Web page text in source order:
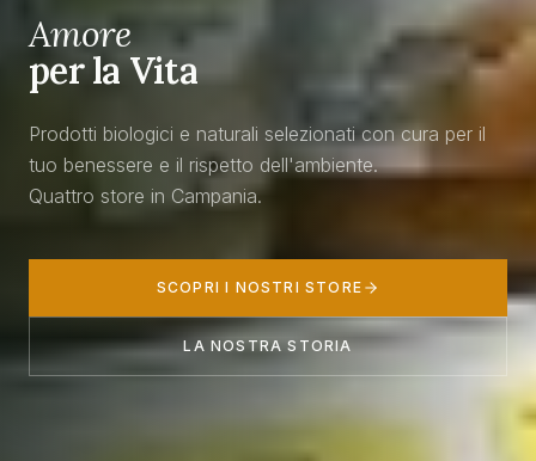
Amore
per la Vita
Prodotti biologici e naturali selezionati con cura per il
tuo benessere e il rispetto dell'ambiente.
Quattro store in Campania.
SCOPRI I NOSTRI STORE
LA NOSTRA STORIA